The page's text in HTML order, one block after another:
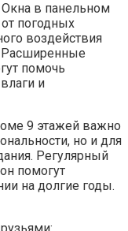
Окна в панельном
погодных
воздействия
Расширенные
помочь
и
9 этажей важно
но и для
Регулярный
помогут
на долгие годы.​